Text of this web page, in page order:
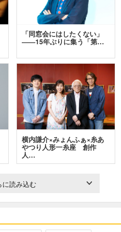
「同窓会にはしたくない」
――15年ぶりに集う「第…
横内謙介×みょんふぁ×糸あ
やつり人形一糸座 創作
人…
に読み込む